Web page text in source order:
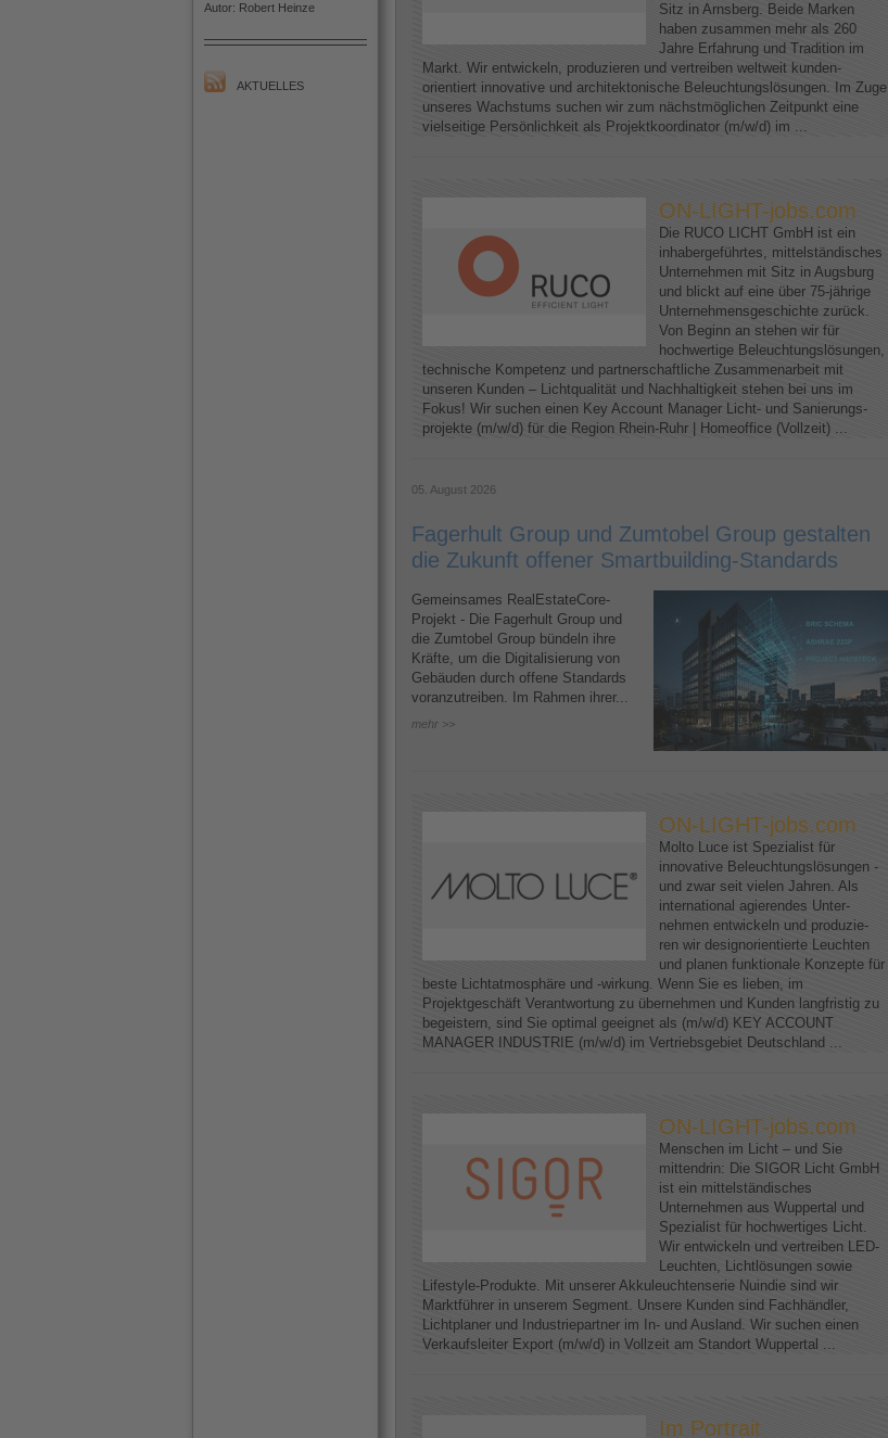
Autor: Robert Heinze
AKTUELLES
Sitz in Arnsberg. Beide Marken
haben zusammen mehr als 260
Jahre Erfahrung und Tradition im
Markt. Wir entwickeln, produzieren und vertreiben weltweit kunden-
orientiert innovative und architektonische Beleuchtungslösungen. Im Zuge
unseres Wachstums suchen wir zum nächstmöglichen Zeitpunkt eine
vielseitige Persönlichkeit als Projektkoordinator (m/w/d) im ...
ON-LIGHT-jobs.com
Die RUCO LICHT GmbH ist ein
inhabergeführtes, mittelständisches
Unternehmen mit Sitz in Augsburg
und blickt auf eine über 75-jährige
Unternehmensgeschichte zurück.
Von Beginn an stehen wir für
hochwertige Beleuchtungslösungen,
technische Kompetenz und partnerschaftliche Zusammenarbeit mit
unseren Kunden – Lichtqualität und Nachhaltigkeit stehen bei uns im
Fokus! Wir suchen einen Key Account Manager Licht- und Sanierungs-
projekte (m/w/d) für die Region Rhein-Ruhr | Homeoffice (Vollzeit) ...
05. August 2026
Fagerhult Group und Zumtobel Group gestalten
die Zukunft offener Smartbuilding-Standards
Gemeinsames RealEstateCore-
Projekt - Die Fagerhult Group und
die Zumtobel Group bündeln ihre
Kräfte, um die Digitalisierung von
Gebäuden durch offene Standards
voranzutreiben. Im Rahmen ihrer...
mehr >>
ON-LIGHT-jobs.com
Molto Luce ist Spezialist für
innovative Beleuchtungslösungen -
und zwar seit vielen Jahren. Als
international agierendes Unter-
nehmen entwickeln und produzie-
ren wir designorientierte Leuchten
und planen funktionale Konzepte für
beste Lichtatmosphäre und -wirkung. Wenn Sie es lieben, im
Projektgeschäft Verantwortung zu übernehmen und Kunden langfristig zu
begeistern, sind Sie optimal geeignet als (m/w/d) KEY ACCOUNT
MANAGER INDUSTRIE (m/w/d) im Vertriebsgebiet Deutschland ...
ON-LIGHT-jobs.com
Menschen im Licht – und Sie
mittendrin: Die SIGOR Licht GmbH
ist ein mittelständisches
Unternehmen aus Wuppertal und
Spezialist für hochwertiges Licht.
Wir entwickeln und vertreiben LED-
Leuchten, Lichtlösungen sowie
Lifestyle-Produkte. Mit unserer Akkuleuchtenserie Nuindie sind wir
Marktführer in unserem Segment. Unsere Kunden sind Fachhändler,
Lichtplaner und Industriepartner im In- und Ausland. Wir suchen einen
Verkaufsleiter Export (m/w/d) in Vollzeit am Standort Wuppertal ...
Im Portrait